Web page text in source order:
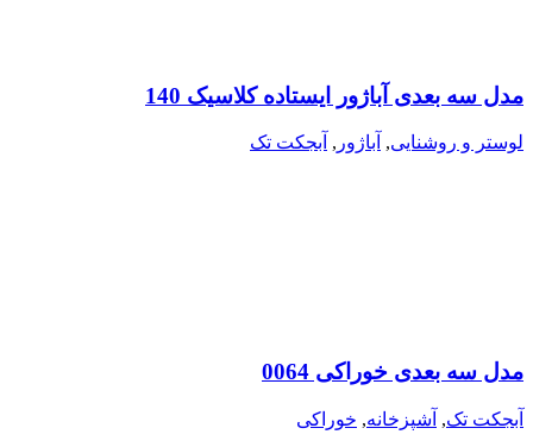
مدل سه بعدی آباژور ایستاده کلاسیک 140
لوستر و روشنایی, آباژور , آبجکت تک
مدل سه بعدی خوراکی 0064
آبجکت تک, آشپزخانه, خوراکی